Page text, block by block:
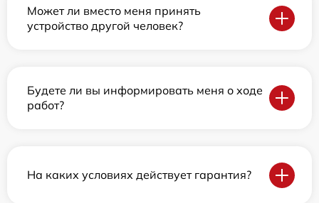
Может ли вместо меня принять
устройство другой человек?
Будете ли вы информировать меня о ходе
работ?
На каких условиях действует гарантия?